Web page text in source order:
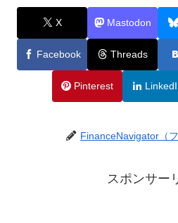
X Mastodon
Facebook Threads
Pinterest
FinanceNavigator（
スポンサー